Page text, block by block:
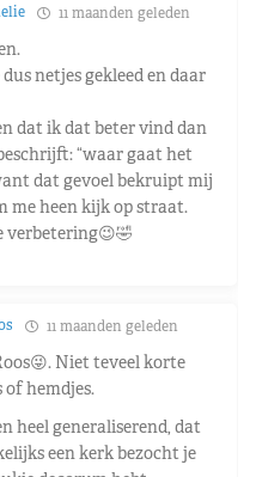
11 maanden geleden
netjes gekleed en daar
dat ik dat beter vind dan
“waar gaat het
dat gevoel bekruipt mij
me heen kijk op straat.
verbetering😉🤣
11 maanden geleden
Niet teveel korte
of hemdjes.
heel generaliserend, dat
een kerk bezocht je